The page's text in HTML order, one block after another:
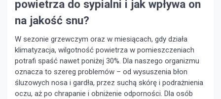
powietrza do sypialni i jak wpływa on
na jakość snu?
W sezonie grzewczym oraz w miesiącach, gdy działa
klimatyzacja, wilgotność powietrza w pomieszczeniach
potrafi spaść nawet poniżej 30%. Dla naszego organizmu
oznacza to szereg problemów – od wysuszenia błon
śluzowych nosa i gardła, przez suchą skórę i podrażnienia
oczu, aż po chrapanie i obniżenie odporności. Dla osób